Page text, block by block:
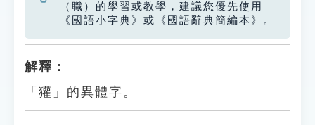
（職）的學習或教學，建議您優先使用
《國語小字典》或《國語辭典簡編本》。
解釋：
「獾」的異體字。